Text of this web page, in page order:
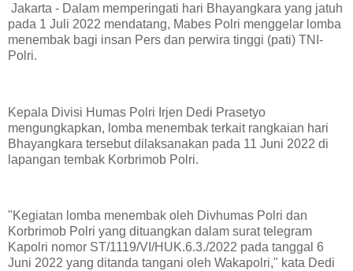
Jakarta - Dalam memperingati hari Bhayangkara yang jatuh
pada 1 Juli 2022 mendatang, Mabes Polri menggelar lomba
menembak bagi insan Pers dan perwira tinggi (pati) TNI-
Polri.
Kepala Divisi Humas Polri Irjen Dedi Prasetyo
mengungkapkan, lomba menembak terkait rangkaian hari
Bhayangkara tersebut dilaksanakan pada 11 Juni 2022 di
lapangan tembak Korbrimob Polri.
"Kegiatan lomba menembak oleh Divhumas Polri dan
Korbrimob Polri yang dituangkan dalam surat telegram
Kapolri nomor ST/1119/VI/HUK.6.3./2022 pada tanggal 6
Juni 2022 yang ditanda tangani oleh Wakapolri," kata Dedi